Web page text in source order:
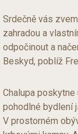
Srdečně vás
zahradou a
odpočinout a
Beskyd, poblíž
Chalupa
pohodlné bydlení
V prostorném